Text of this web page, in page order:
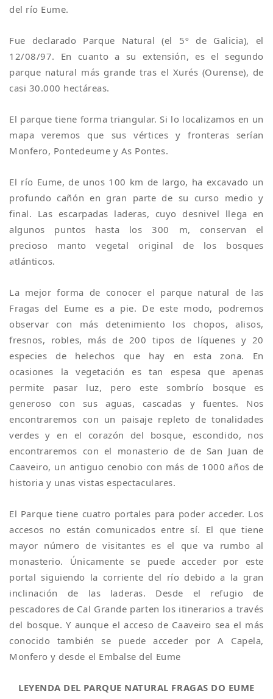
del río Eume.
Fue declarado Parque Natural (el 5º de Galicia), el
12/08/97. En cuanto a su extensión, es el segundo
parque natural más grande tras el Xurés (Ourense), de
casi 30.000 hectáreas.
El parque tiene forma triangular. Si lo localizamos en un
mapa veremos que sus vértices y fronteras serían
Monfero, Pontedeume y As Pontes.
El río Eume, de unos 100 km de largo, ha excavado un
profundo cañón en gran parte de su curso medio y
final. Las escarpadas laderas, cuyo desnivel llega en
algunos puntos hasta los 300 m, conservan el
precioso manto vegetal original de los bosques
atlánticos.
La mejor forma de conocer el parque natural de las
Fragas del Eume es a pie. De este modo, podremos
observar con más detenimiento los chopos, alisos,
fresnos, robles, más de 200 tipos de líquenes y 20
especies de helechos que hay en esta zona. En
ocasiones la vegetación es tan espesa que apenas
permite pasar luz, pero este sombrío bosque es
generoso con sus aguas, cascadas y fuentes. Nos
encontraremos con un paisaje repleto de tonalidades
verdes y en el corazón del bosque, escondido, nos
encontraremos con el monasterio de de San Juan de
Caaveiro, un antiguo cenobio con más de 1000 años de
historia y unas vistas espectaculares.
El Parque tiene cuatro portales para poder acceder. Los
accesos no están comunicados entre sí. El que tiene
mayor número de visitantes es el que va rumbo al
monasterio. Únicamente se puede acceder por este
portal siguiendo la corriente del río debido a la gran
inclinación de las laderas. Desde el refugio de
pescadores de Cal Grande parten los itinerarios a través
del bosque. Y aunque el acceso de Caaveiro sea el más
conocido también se puede acceder por A Capela,
Monfero y desde el Embalse del Eume
LEYENDA DEL PARQUE NATURAL FRAGAS DO EUME